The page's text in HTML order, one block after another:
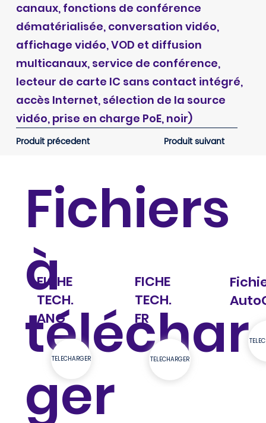
canaux, fonctions de conférence
dématérialisée, conversation vidéo,
affichage vidéo, VOD et diffusion
multicanaux, service de conférence,
lecteur de carte IC sans contact intégré,
accès Internet, sélection de la source
vidéo, prise en charge PoE, noir)
Produit précedent Produit suivant
Fichiers
à
téléchar
ger
FICHE
TECH.
ANG
TELECHARGER
FICHE
TECH.
FR
TELECHARGER